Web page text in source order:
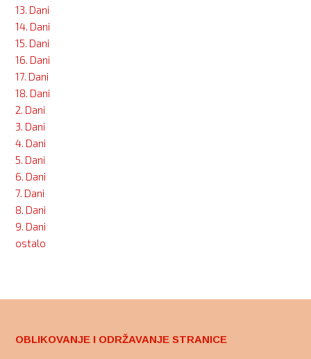
13. Dani
14. Dani
15. Dani
16. Dani
17. Dani
18. Dani
2. Dani
3. Dani
4. Dani
5. Dani
6. Dani
7. Dani
8. Dani
9. Dani
ostalo
OBLIKOVANJE I ODRŽAVANJE STRANICE